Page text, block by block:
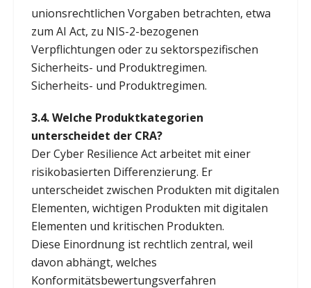
unionsrechtlichen Vorgaben betrachten, etwa
zum AI Act, zu NIS-2-bezogenen
Verpflichtungen oder zu sektorspezifischen
Sicherheits- und Produktregimen.
Sicherheits- und Produktregimen.
3.4. Welche Produktkategorien
unterscheidet der CRA?
Der Cyber Resilience Act arbeitet mit einer
risikobasierten Differenzierung. Er
unterscheidet zwischen Produkten mit digitalen
Elementen, wichtigen Produkten mit digitalen
Elementen und kritischen Produkten.
Diese Einordnung ist rechtlich zentral, weil
davon abhängt, welches
Konformitätsbewertungsverfahren